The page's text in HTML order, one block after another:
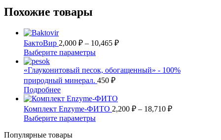
Похожие товары
БактоВир 2,000 ₽ – 10,465 ₽Диапазон
–
Выберите параметрыЭтот
имеет
несколько
Опции
можно
выбрать
на
«Глауконитовый песок, обогащенный» - 100%
природный минерал. 450 ₽
ПодробнееЭтот
товар
имеет
несколько
вариаций.
Опции
Комплект Enzyme-ФИТО 2,200 ₽ – 18,710 ₽Диапазон
Выберите параметрыЭтот
Популярные товары